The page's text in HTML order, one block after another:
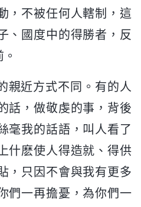
，不被任何人轄制，這
、國度中的得勝者，反
親近方式不同。有的人
話，做敬虔的事，背後
毫我的話語，叫人看了
什麽使人得造就、得供
，只因不會與我有更多
們一再擔憂，為你們一